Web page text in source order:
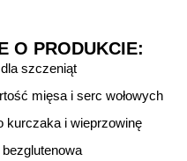
O PRODUKCIE:
szczeniąt
mięsa i serc wołowych
kurczaka i wieprzowinę